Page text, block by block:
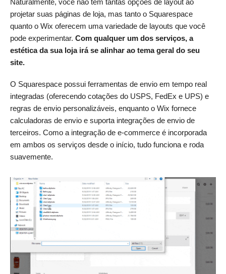
Naturalmente, você não tem tantas opções de layout ao
projetar suas páginas de loja, mas tanto o Squarespace
quanto o Wix oferecem uma variedade de layouts que você
pode experimentar. Com qualquer um dos serviços, a
estética da sua loja irá se alinhar ao tema geral do seu
site.
O Squarespace possui ferramentas de envio em tempo real
integradas (oferecendo cotações do USPS, FedEx e UPS) e
regras de envio personalizáveis, enquanto o Wix fornece
calculadoras de envio e suporta integrações de envio de
terceiros. Como a integração de e-commerce é incorporada
em ambos os serviços desde o início, tudo funciona e roda
suavemente.